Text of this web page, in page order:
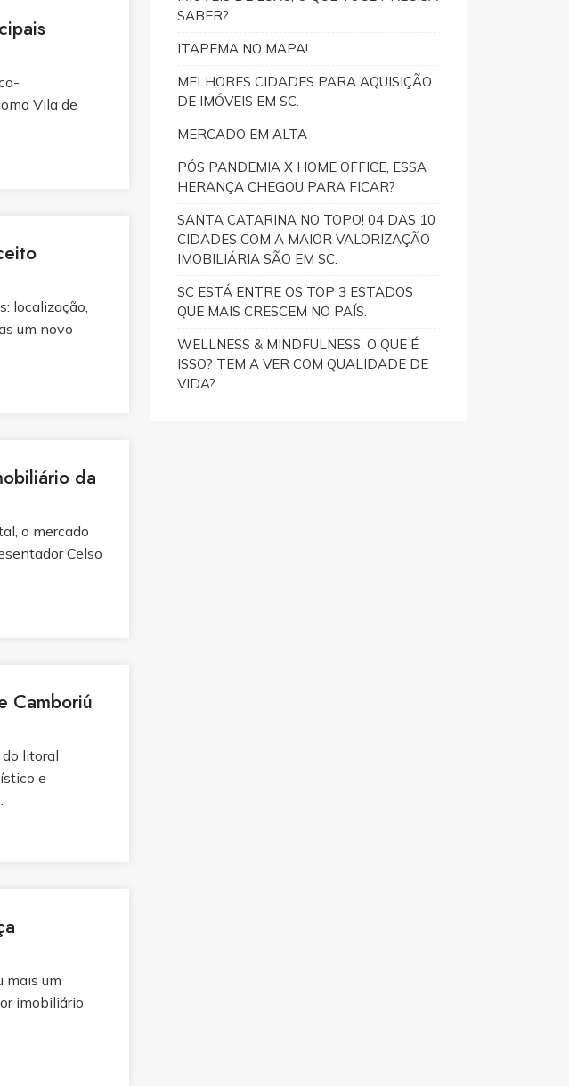
Vila de
localização,
um novo
da
o mercado
Celso
Camboriú
litoral
e
mais um
imobiliário
SABER?
ITAPEMA NO MAPA!
MELHORES CIDADES PARA AQUISIÇÃO
DE IMÓVEIS EM SC.
MERCADO EM ALTA
PÓS PANDEMIA X HOME OFFICE, ESSA
HERANÇA CHEGOU PARA FICAR?
SANTA CATARINA NO TOPO! 04 DAS 10
CIDADES COM A MAIOR VALORIZAÇÃO
IMOBILIÁRIA SÃO EM SC.
SC ESTÁ ENTRE OS TOP 3 ESTADOS
QUE MAIS CRESCEM NO PAÍS.
WELLNESS & MINDFULNESS, O QUE É
ISSO? TEM A VER COM QUALIDADE DE
VIDA?